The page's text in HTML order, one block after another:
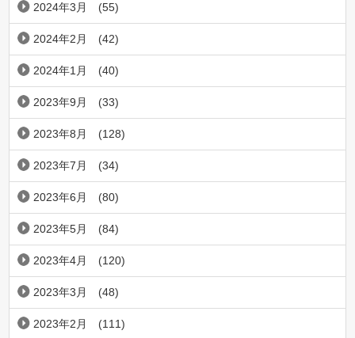
2024年3月 (55)
2024年2月 (42)
2024年1月 (40)
2023年9月 (33)
2023年8月 (128)
2023年7月 (34)
2023年6月 (80)
2023年5月 (84)
2023年4月 (120)
2023年3月 (48)
2023年2月 (111)